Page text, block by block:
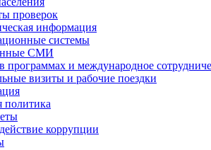
проверок
информация
системы
СМИ
программах и международное
визиты и рабочие поездки
политика
коррупции